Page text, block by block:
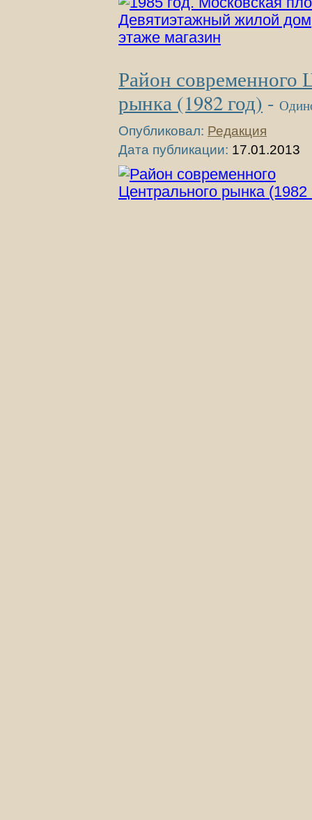
Район современного
рынка (1982 год) -
Опубликовал: Редакция
Дата публикации: 17.01.2013